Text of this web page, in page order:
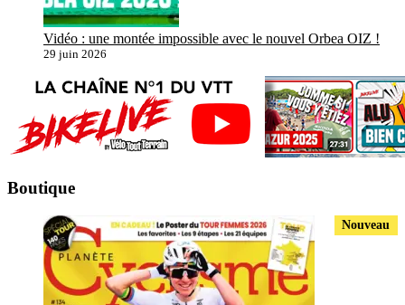
Vidéo : une montée impossible avec le nouvel Orbea OIZ !
29 juin 2026
Boutique
Nouveau